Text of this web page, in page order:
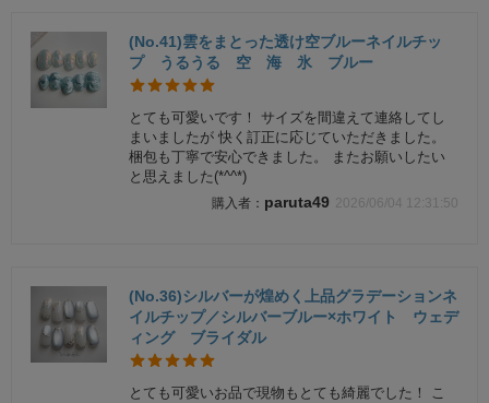
(No.41)雲をまとった透け空ブルーネイルチッ
プ うるうる 空 海 氷 ブルー
とても可愛いです！ サイズを間違えて連絡してし
まいましたが 快く訂正に応じていただきました。
梱包も丁寧で安心できました。 またお願いしたい
と思えました(*^^*)
paruta49 2026/06/04 12:31:50
(No.36)シルバーが煌めく上品グラデーションネ
イルチップ／シルバーブルー×ホワイト ウェデ
ィング ブライダル
とても可愛いお品で現物もとても綺麗でした！ こ